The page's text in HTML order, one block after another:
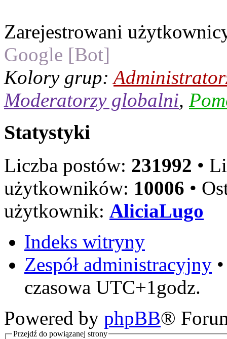
Zarejestrowani
Google [Bot]
Kolory grup:
Moderatorzy globalni,
Statystyki
Liczba postów: 231992 •
użytkowników: 10006 •
użytkownik: AliciaLugo
Indeks witryny
Zespół administracyjny
czasowa UTC+1godz.
Powered by phpBB®
Przejdź do powiązanej strony